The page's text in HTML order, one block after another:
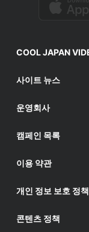
COOL JAPAN
사이트 뉴스
운영회사
캠페인 목록
이용 약관
개인 정보 보호 정책
콘텐츠 정책